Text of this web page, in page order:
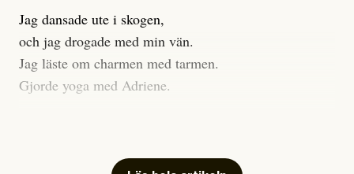
grupper där Säpo-resursen samlade in uppgifter.
Researchen är grundlig.
Möjligen är det egentligen inte journalistikens metod
som stör?
artiklarna ”inte är bra för” och ”skapar betydligt mer
Jag dansade ute i skogen,
och jag drogade med min vän.
Jag läste om charmen med tarmen.
Gjorde yoga med Adriene.